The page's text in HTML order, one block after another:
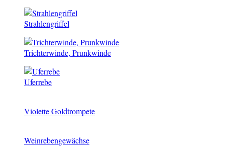
Strahlengriffel
Trichterwinde, Prunkwinde
Uferrebe
Violette Goldtrompete
Weinrebengewächse